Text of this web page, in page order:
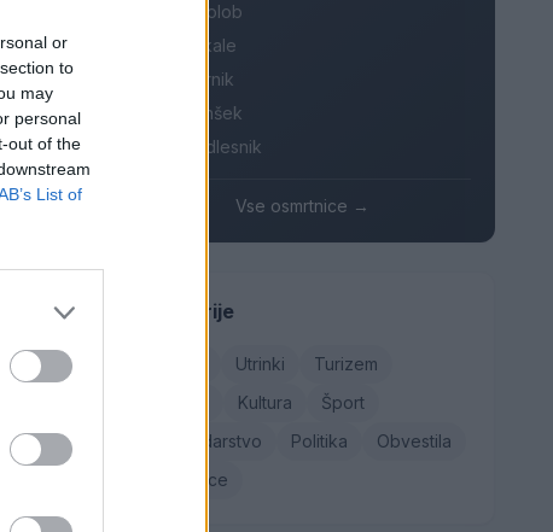
or
to
may
personal
out of the
List of
plaži
Branko Golob
Roman Skale
Ivana Mernik
Franc Penšek
Maksi Podlesnik
Vse osmrtnice →
Kategorije
Utrinki
Turizem
Kultura
Šport
Gospodarstvo
Politika
Obvestila
Osmrtnice